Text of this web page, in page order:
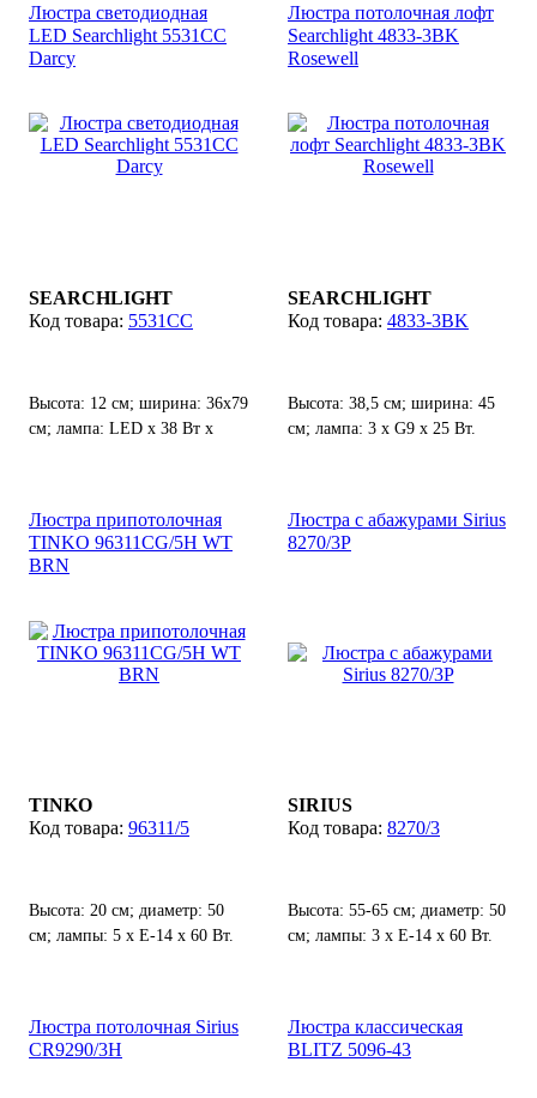
Люстра светодиодная
LED Searchlight 5531CC
Darcy
SEARCHLIGHT
5531CC
Высота: 12 см; ширина: 36х79
см; лампа: LED х 38 Вт x
Люстра потолочная лофт
Searchlight 4833-3BK
Rosewell
SEARCHLIGHT
4833-3BK
Высота: 38,5 см; ширина: 45
см; лампа: 3 х G9 х 25 Вт.
Люстра припотолочная
TINKO 96311CG/5H WT
BRN
TINKO
96311/5
Высота: 20 см; диаметр: 50
см; лампы: 5 х Е-14 х 60 Вт.
Люстра с абажурами Sirius
8270/3Р
SIRIUS
8270/3
Высота: 55-65 см; диаметр: 50
см; лампы: 3 х Е-14 х 60 Вт.
Люстра потолочная Sirius
CR9290/3H
Люстра классическая
BLITZ 5096-43